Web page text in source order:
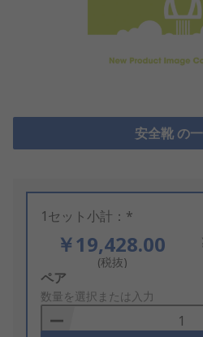
安全靴 の
1セット小計：*
￥19,428.00
(税抜)
Add
to
Basket
ペア
数量を選択または入力